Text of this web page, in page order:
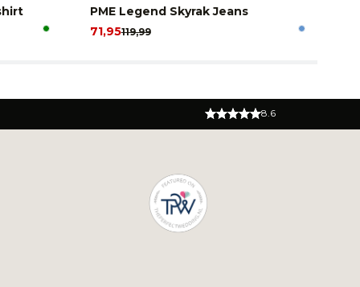
PME Legend Skyrak Jeans
119,99
71,95
8.6